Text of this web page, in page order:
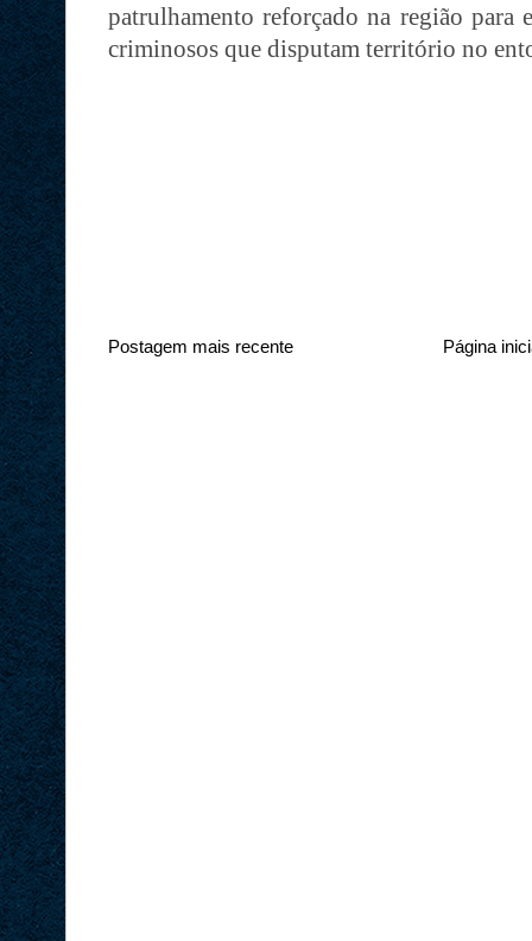
patrulhamento reforçado na região para
criminosos que disputam território no
Postagem mais recente Página